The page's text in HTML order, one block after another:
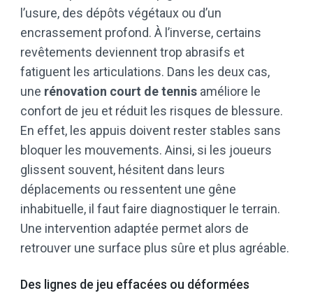
l’usure, des dépôts végétaux ou d’un
encrassement profond. À l’inverse, certains
revêtements deviennent trop abrasifs et
fatiguent les articulations. Dans les deux cas,
une rénovation court de tennis améliore le
confort de jeu et réduit les risques de blessure.
En effet, les appuis doivent rester stables sans
bloquer les mouvements. Ainsi, si les joueurs
glissent souvent, hésitent dans leurs
déplacements ou ressentent une gêne
inhabituelle, il faut faire diagnostiquer le terrain.
Une intervention adaptée permet alors de
retrouver une surface plus sûre et plus agréable.
Des lignes de jeu effacées ou déformées